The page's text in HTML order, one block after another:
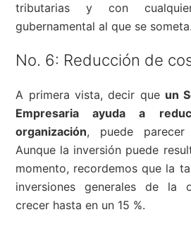
tributarias y con
gubernamental al que se someta.
No. 6: Reducción de
A primera vista, decir que un
Empresaria ayuda a
organización, puede
Aunque la inversión puede
momento, recordemos que la
inversiones generales de la
crecer hasta en un 15 %.